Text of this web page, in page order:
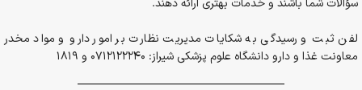
سؤالات شما باشند و خدمات بهتری ارائه دهند.
لفن ثبت و رسیدگی به شکایات مدیریت نظارت بر امور دارو و مواد مخدر
معاونت غذا و دارو دانشگاه علوم پزشکی شیراز: 0712122240 و 1819